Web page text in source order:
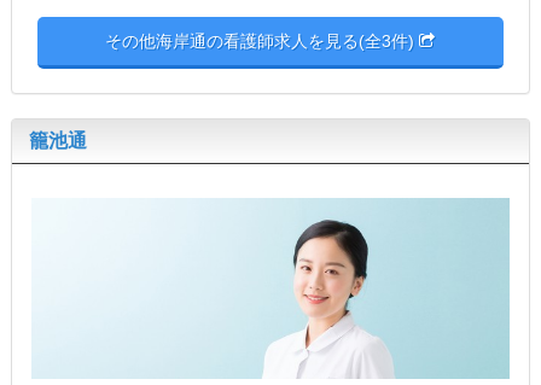
その他海岸通の看護師求人を見る(全3件)
籠池通